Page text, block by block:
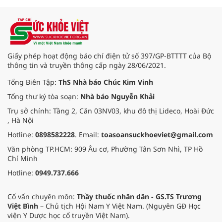
Giấy phép hoạt động báo chí điện tử số 397/GP-BTTTT của Bộ
thông tin và truyền thông cấp ngày 28/06/2021.
Tổng Biên Tập: ThS Nhà báo Chúc Kim Vinh
Tổng thư ký tòa soạn: Nhà báo Nguyễn Khải
Trụ sở chính: Tầng 2, Căn 03NV03, khu đô thị Lideco, Hoài Đức
, Hà Nội
Hotline: 0898582228. Email: toasoansuckhoeviet@gmail.com
Văn phòng TP.HCM: 909 Âu cơ, Phường Tân Sơn Nhì, TP Hồ
Chí Minh
Hotline: 0949.737.666
Cố vấn chuyên môn: Thầy thuốc nhân dân - GS.TS Trương
Việt Bình – Chủ tịch Hội Nam Y Việt Nam. (Nguyên GĐ Học
viện Y Dược học cổ truyền Việt Nam).